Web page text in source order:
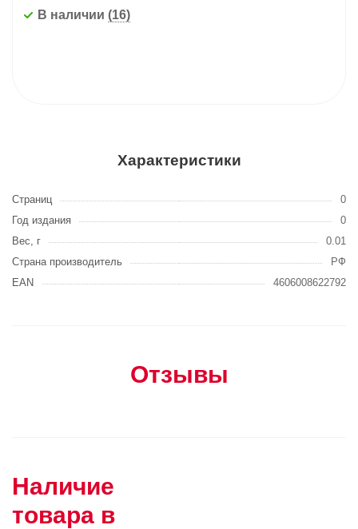
В наличии (16)
Характеристики
Страниц
0
Год издания
0
Вес, г
0.01
Страна производитель
РФ
EAN
4606008622792
Отзывы
Наличие
товара в